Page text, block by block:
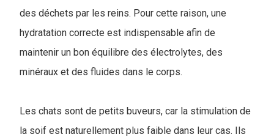
des déchets par les reins. Pour cette raison, une
hydratation correcte est indispensable afin de
maintenir un bon équilibre des électrolytes, des
minéraux et des fluides dans le corps.
Les chats sont de petits buveurs, car la stimulation de
la soif est naturellement plus faible dans leur cas. Ils